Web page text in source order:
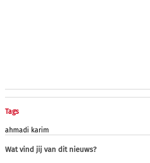
Tags
ahmadi karim
Wat vind jij van dit nieuws?